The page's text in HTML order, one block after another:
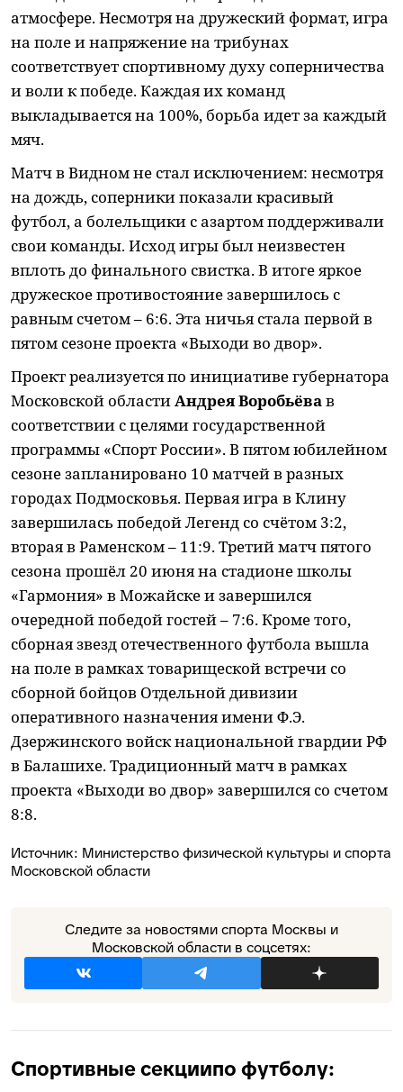
атмосфере. Несмотря на дружеский формат, игра
на поле и напряжение на трибунах
соответствует спортивному духу соперничества
и воли к победе. Каждая их команд
выкладывается на 100%, борьба идет за каждый
мяч.
Матч в Видном не стал исключением: несмотря
на дождь, соперники показали красивый
футбол, а болельщики с азартом поддерживали
свои команды. Исход игры был неизвестен
вплоть до финального свистка. В итоге яркое
дружеское противостояние завершилось с
равным счетом – 6:6. Эта ничья стала первой в
пятом сезоне проекта «Выходи во двор».
Проект реализуется по инициативе губернатора
Московской областиАндрея Воробьёвав
соответствии с целями государственной
программы «Спорт России». В пятом юбилейном
сезоне запланировано 10 матчей в разных
городах Подмосковья. Первая игра в Клину
завершилась победой Легенд со счётом 3:2,
вторая в Раменском – 11:9. Третий матч пятого
сезона прошёл 20 июня на стадионе школы
«Гармония» в Можайске и завершился
очередной победой гостей – 7:6. Кроме того,
сборная звезд отечественного футбола вышла
на поле в рамках товарищеской встречи со
сборной бойцов Отдельной дивизии
оперативного назначения имени Ф.Э.
Дзержинского войск национальной гвардии РФ
в Балашихе. Традиционный матч в рамках
проекта «Выходи во двор» завершился со счетом
8:8.
Источник: Министерство физической культуры и спорта
Московской области
Следите за новостями спорта Москвы и
Московской области в соцсетях:
Спортивные секциипо футболу: